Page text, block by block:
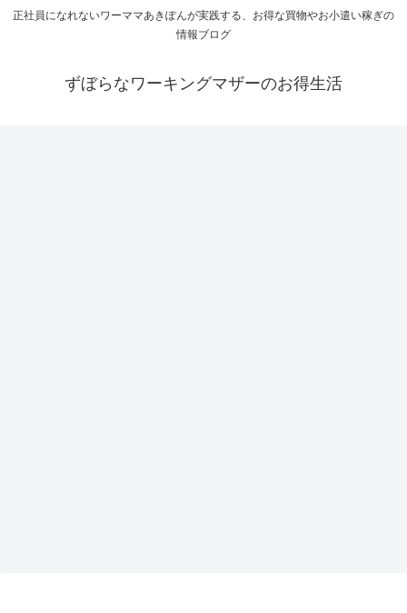
正社員になれないワーママあきぽんが実践する、お得な買物やお小遣い稼ぎの
情報ブログ
ずぼらなワーキングマザーのお得生活